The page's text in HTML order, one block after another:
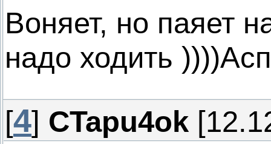
Воняет, но паяет
надо ходить
[4] CTapu4ok